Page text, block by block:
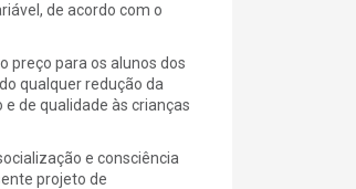
de acordo com o
preço para os alunos dos
qualquer redução da
de qualidade às crianças
e consciência
projeto de